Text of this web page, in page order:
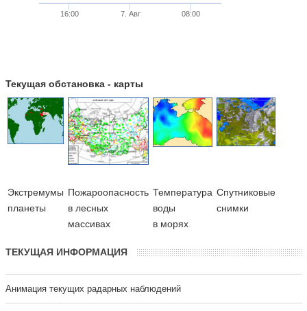
16:00 7. Авг 08:00
Текущая обстановка - карты
Экстремумы
планеты
Пожароопасность
в лесных
массивах
Температура
воды
в морях
Cпутниковые
снимки
ТЕКУЩАЯ ИНФОРМАЦИЯ
Анимация текущих радарных наблюдений